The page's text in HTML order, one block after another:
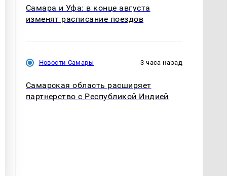
Самара и Уфа: в конце августа
изменят расписание поездов
Новости Самары 3 часа назад
Самарская область расширяет
партнерство с Республикой Индией